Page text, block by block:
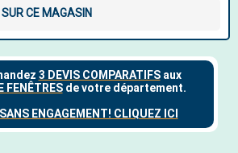
CE MAGASIN